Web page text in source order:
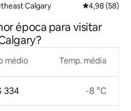
Calgary 4,98 de uma
4,98 (58)
época para visitar
médio
334
Temp. média
-8 °C